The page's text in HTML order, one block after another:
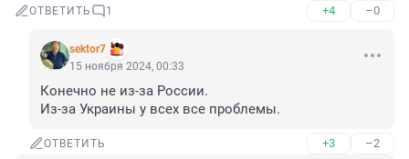
ОТВЕТИТЬ 1 +4 –0
sektor7
15 ноября 2024, 00:33
Конечно не из-за России.
Из-за Украины у всех все проблемы.
ОТВЕТИТЬ +3 –2